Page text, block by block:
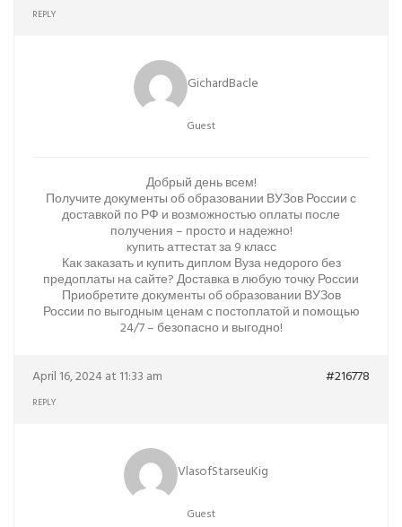
REPLY
GichardBacle
Guest
Добрый день всем!
Получите документы об образовании ВУЗов России с
доставкой по РФ и возможностью оплаты после
получения – просто и надежно!
купить аттестат за 9 класс
Как заказать и купить диплом Вуза недорого без
предоплаты на сайте? Доставка в любую точку России
Приобретите документы об образовании ВУЗов
России по выгодным ценам с постоплатой и помощью
24/7 – безопасно и выгодно!
April 16, 2024 at 11:33 am #216778
REPLY
VlasofStarseuKig
Guest